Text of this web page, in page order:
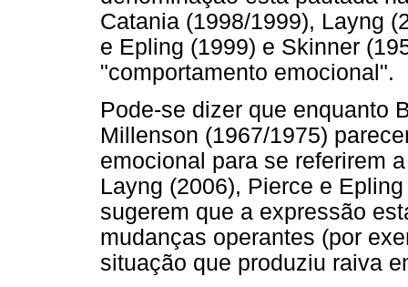
Catania (1998/1999), Layng
e Epling (1999) e Skinner
"comportamento emocional".
Pode-se dizer que enquanto
Millenson (1967/1975)
emocional para se referirem
Layng (2006), Pierce e
sugerem que a expressão
mudanças operantes (por
situação que produziu raiva